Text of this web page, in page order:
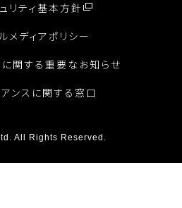
リティ基本方針
メディアポリシー
関する重要なお知らせ
ンスに関する窓口
All Rights Reserved.